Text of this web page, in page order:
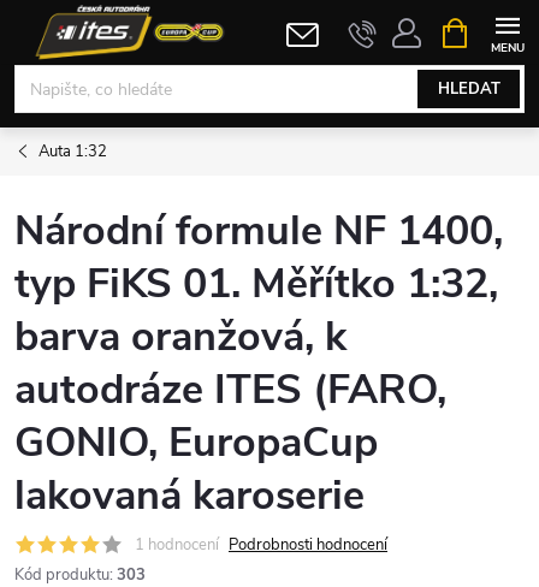
obsah
HLEDAT
NÁKUPNÍ
KOŠÍK
Auta 1:32
Národní formule NF 1400,
typ FiKS 01. Měřítko 1:32,
barva oranžová, k
autodráze ITES (FARO,
GONIO, EuropaCup
lakovaná karoserie
1 hodnocení Podrobnosti hodnocení
Kód produktu: 303